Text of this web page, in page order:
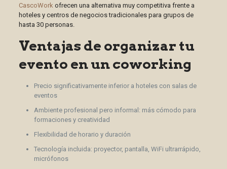
CascoWork ofrecen una alternativa muy competitiva frente a
hoteles y centros de negocios tradicionales para grupos de
hasta 30 personas.
Ventajas de organizar tu
evento en un coworking
Precio significativamente inferior a hoteles con salas de
eventos
Ambiente profesional pero informal: más cómodo para
formaciones y creatividad
Flexibilidad de horario y duración
Tecnología incluida: proyector, pantalla, WiFi ultrarrápido,
micrófonos